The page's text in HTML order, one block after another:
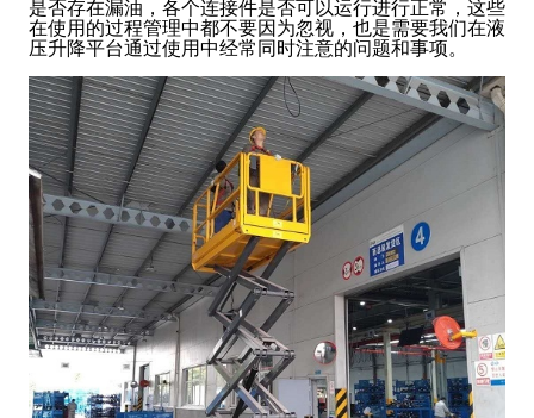
是否存在漏油，各个连接件是否可以运行进行正常，这些
在使用的过程管理中都不要因为忽视，也是需要我们在液
压升降平台通过使用中经常同时注意的问题和事项。